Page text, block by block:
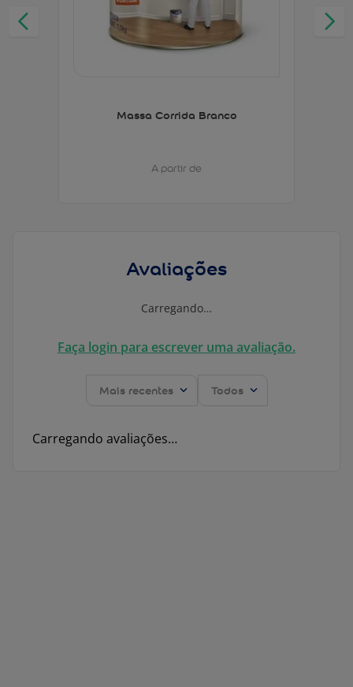
Massa Corrida Branco
A partir de
Avaliações
Carregando…
Faça login para escrever uma avaliação.
Mais recentes Todos
Carregando avaliações…